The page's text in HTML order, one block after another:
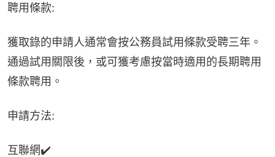
聘用條款:
獲取錄的申請人通常會按公務員試用條款受聘三年。
通過試用關限後，或可獲考慮按當時適用的長期聘用
條款聘用。
申請方法:
互聯網✔️